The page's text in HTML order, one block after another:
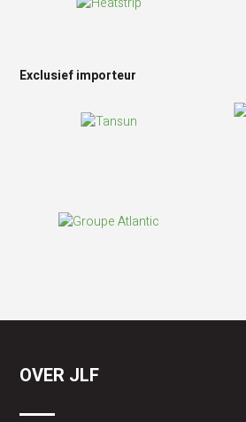
Exclusief importeur
OVER JLF